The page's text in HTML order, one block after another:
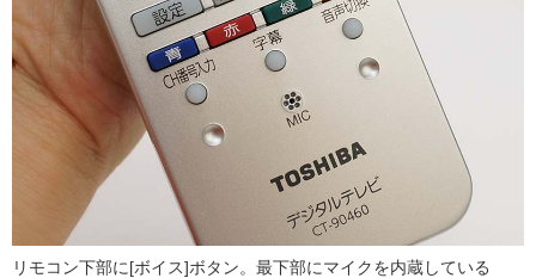
リモコン下部に[ボイス]ボタン。最下部にマイクを内蔵している